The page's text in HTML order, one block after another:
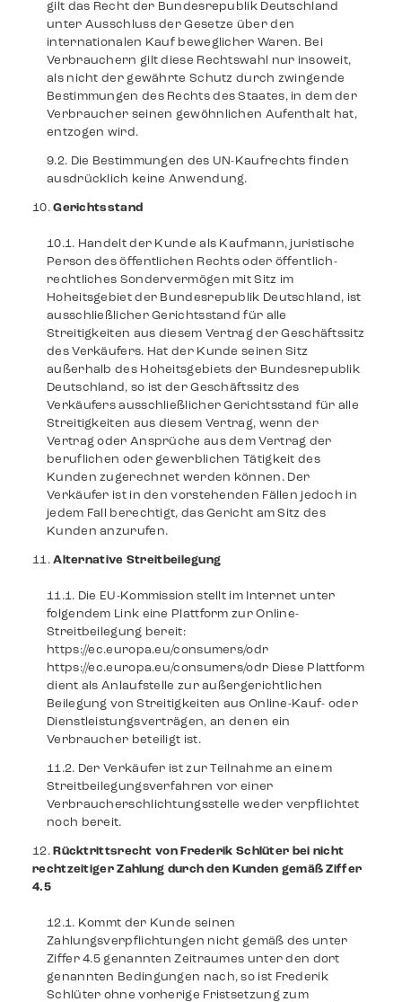
gilt das Recht der Bundesrepublik Deutschland
unter Ausschluss der Gesetze über den
internationalen Kauf beweglicher Waren. Bei
Verbrauchern gilt diese Rechtswahl nur insoweit,
als nicht der gewährte Schutz durch zwingende
Bestimmungen des Rechts des Staates, in dem der
Verbraucher seinen gewöhnlichen Aufenthalt hat,
entzogen wird.
Die Bestimmungen des UN-Kaufrechts finden
ausdrücklich keine Anwendung.
Gerichtsstand
Handelt der Kunde als Kaufmann, juristische
Person des öffentlichen Rechts oder öffentlich-
rechtliches Sondervermögen mit Sitz im
Hoheitsgebiet der Bundesrepublik Deutschland, ist
ausschließlicher Gerichtsstand für alle
Streitigkeiten aus diesem Vertrag der Geschäftssitz
des Verkäufers. Hat der Kunde seinen Sitz
außerhalb des Hoheitsgebiets der Bundesrepublik
Deutschland, so ist der Geschäftssitz des
Verkäufers ausschließlicher Gerichtsstand für alle
Streitigkeiten aus diesem Vertrag, wenn der
Vertrag oder Ansprüche aus dem Vertrag der
beruflichen oder gewerblichen Tätigkeit des
Kunden zugerechnet werden können. Der
Verkäufer ist in den vorstehenden Fällen jedoch in
jedem Fall berechtigt, das Gericht am Sitz des
Kunden anzurufen.
Alternative Streitbeilegung
Die EU-Kommission stellt im Internet unter
folgendem Link eine Plattform zur Online-
Streitbeilegung bereit:
https://ec.europa.eu/consumers/odr
https://ec.europa.eu/consumers/odr Diese Plattform
dient als Anlaufstelle zur außergerichtlichen
Beilegung von Streitigkeiten aus Online-Kauf- oder
Dienstleistungsverträgen, an denen ein
Verbraucher beteiligt ist.
Der Verkäufer ist zur Teilnahme an einem
Streitbeilegungsverfahren vor einer
Verbraucherschlichtungsstelle weder verpflichtet
noch bereit.
Rücktrittsrecht von Frederik Schlüter bei nicht
rechtzeitiger Zahlung durch den Kunden gemäß Ziffer
4.5
Kommt der Kunde seinen
Zahlungsverpflichtungen nicht gemäß des unter
Ziffer 4.5 genannten Zeitraumes unter den dort
genannten Bedingungen nach, so ist Frederik
Schlüter ohne vorherige Fristsetzung zum